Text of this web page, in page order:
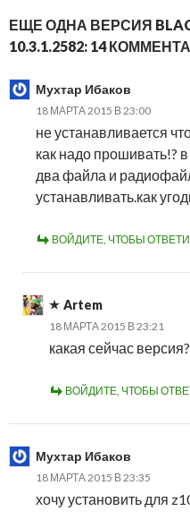
ЕЩЕ ОДНА ВЕРСИЯ
10.3.1.2582: 14
Мухтар Ибаков
18 МАРТА 2015 В 23:00
не устанавливается
как надо прошивать!? в
два файла и
устанавливать.как
ВОЙДИТЕ, ЧТОБЫ
Artem
18 МАРТА 2015 В 23:21
какая сейчас версия?
ВОЙДИТЕ, ЧТОБЫ
Мухтар Ибаков
18 МАРТА 2015 В 23:35
хочу установить для